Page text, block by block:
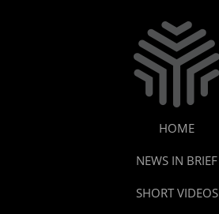
HOME
NEWS IN BRIEF
SHORT VIDEOS